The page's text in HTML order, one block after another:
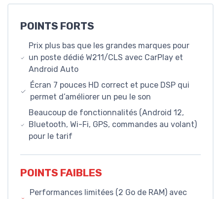
POINTS FORTS
Prix plus bas que les grandes marques pour
un poste dédié W211/CLS avec CarPlay et
Android Auto
Écran 7 pouces HD correct et puce DSP qui
permet d’améliorer un peu le son
Beaucoup de fonctionnalités (Android 12,
Bluetooth, Wi-Fi, GPS, commandes au volant)
pour le tarif
POINTS FAIBLES
Performances limitées (2 Go de RAM) avec